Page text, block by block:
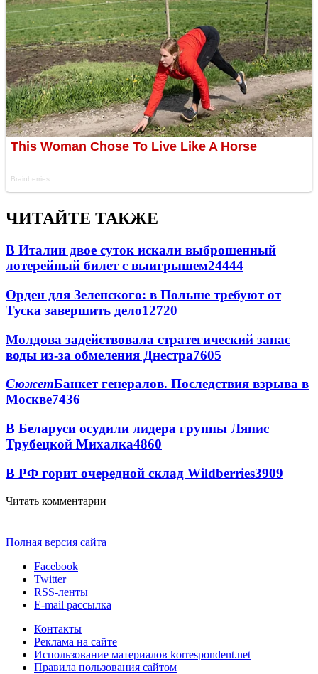
ЧИТАЙТЕ ТАКЖЕ
В Италии двое суток искали выброшенный
лотерейный билет с выигрышем24444
Орден для Зеленского: в Польше требуют от
Туска завершить дело12720
Молдова задействовала стратегический запас
воды из-за обмеления Днестра7605
СюжетБанкет генералов. Последствия взрыва в
Москве7436
В Беларуси осудили лидера группы Ляпис
Трубецкой Михалка4860
В РФ горит очередной склад Wildberries3909
Читать комментарии
Полная версия сайта
Facebook
Twitter
RSS-ленты
E-mail рассылка
Контакты
Реклама на сайте
Использование материалов korrespondent.net
Правила пользования сайтом